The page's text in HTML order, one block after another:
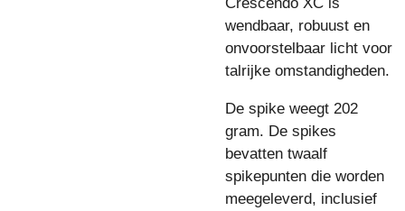
wendbaar, robuust en
onvoorstelbaar licht voor
talrijke omstandigheden.
De spike weegt 202
gram. De spikes
bevatten twaalf
spikepunten die worden
meegeleverd, inclusief